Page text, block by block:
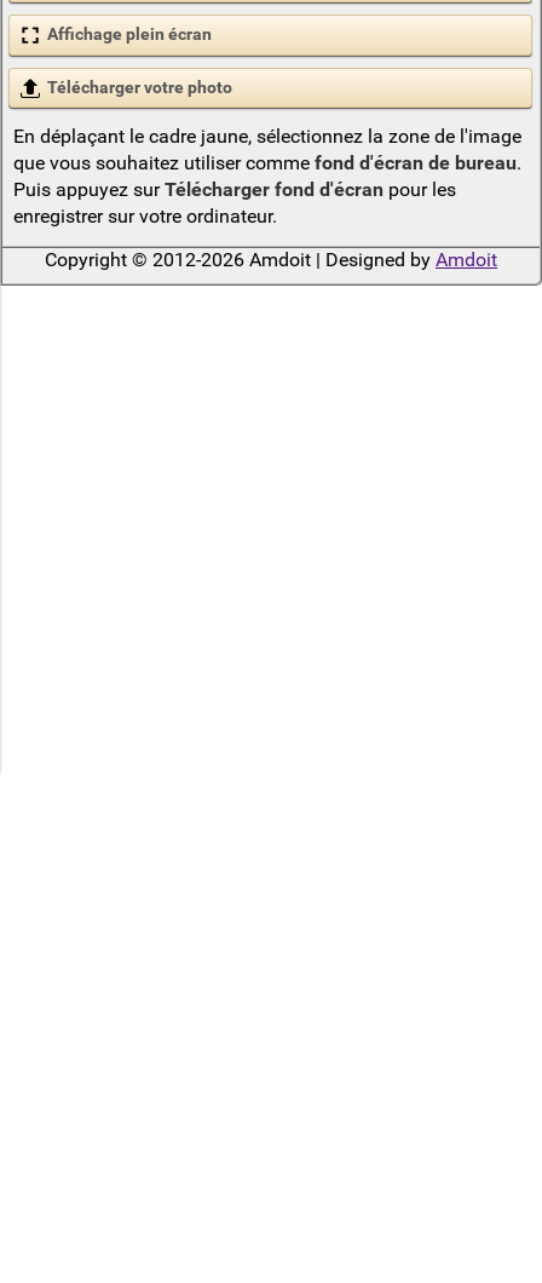
Affichage plein écran
Télécharger votre photo
En déplaçant le cadre jaune, sélectionnez la zone de l'image
que vous souhaitez utiliser comme fond d'écran de bureau.
Puis appuyez surTélécharger fond d'écranpour les
enregistrer sur votre ordinateur.
Copyright © 2012-2026 Amdoit | Designed by Amdoit